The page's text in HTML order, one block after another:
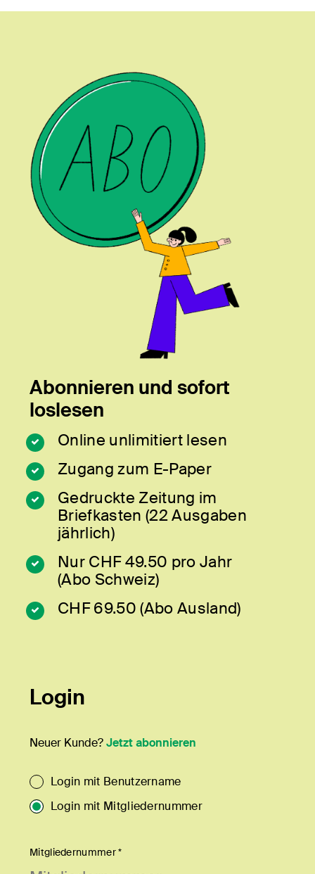
Abonnieren und sofort
loslesen
Online unlimitiert lesen
Zugang zum E-Paper
Gedruckte Zeitung im
Briefkasten (22 Ausgaben
jährlich)
Nur CHF 49.50 pro Jahr
(Abo Schweiz)
CHF 69.50 (Abo Ausland)
Login
Neuer Kunde?Jetzt abonnieren
Login mit Benutzername
Login mit Mitgliedernummer
Mitgliedernummer *